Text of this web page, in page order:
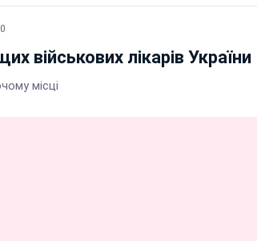
військових лікарів України
місці